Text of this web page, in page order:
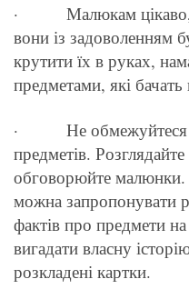
· Малюкам цікаво,
вони із задоволенням
крутити їх в руках,
предметами, які
· Не обмежуйтеся
предметів.
обговорюйте
можна запропонувати
фактів про предмети
вигадати власну
розкладені картки.